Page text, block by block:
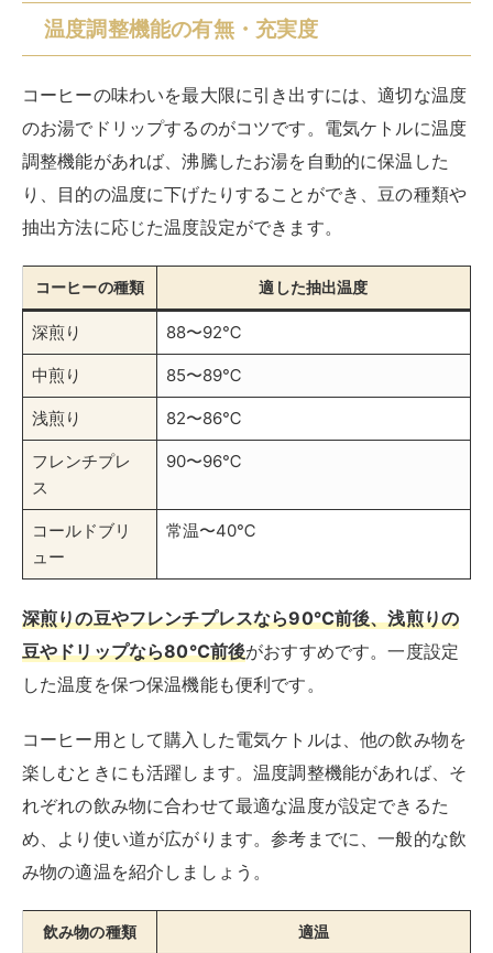
温度調整機能の有無・充実度
コーヒーの味わいを最大限に引き出すには、適切な温度
のお湯でドリップするのがコツです。電気ケトルに温度
調整機能があれば、沸騰したお湯を自動的に保温した
り、目的の温度に下げたりすることができ、豆の種類や
抽出方法に応じた温度設定ができます。
コーヒーの種類 適した抽出温度
深煎り 88〜92℃
中煎り 85〜89℃
浅煎り 82〜86℃
フレンチプレ
ス
90〜96℃
コールドブリ
ュー
常温〜40℃
深煎りの豆やフレンチプレスなら90℃前後、浅煎りの
豆やドリップなら80℃前後がおすすめです。一度設定
した温度を保つ保温機能も便利です。
コーヒー用として購入した電気ケトルは、他の飲み物を
楽しむときにも活躍します。温度調整機能があれば、そ
れぞれの飲み物に合わせて最適な温度が設定できるた
め、より使い道が広がります。参考までに、一般的な飲
み物の適温を紹介しましょう。
飲み物の種類 適温